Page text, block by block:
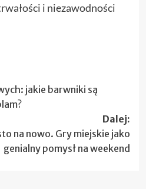
i niezawodności
jakie barwniki są
Dalej:
na nowo. Gry miejskie jako
genialny pomysł na weekend